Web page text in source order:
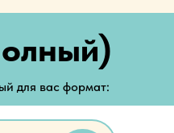
для вас формат: